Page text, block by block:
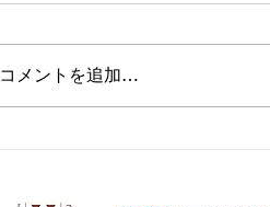
コメントを追加…